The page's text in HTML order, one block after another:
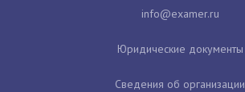
Юридические документы
Сведения об организации